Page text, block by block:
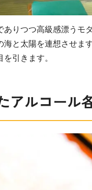
ありつつ高級感漂うモ
海と太陽を連想させま
引きます。
アルコール